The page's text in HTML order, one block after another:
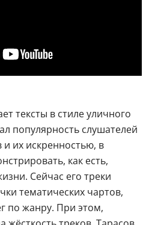
тексты в стиле уличного
популярность слушателей
и их искренностью, в
как есть,
Сейчас его треки
тематических чартов,
по жанру. При этом,